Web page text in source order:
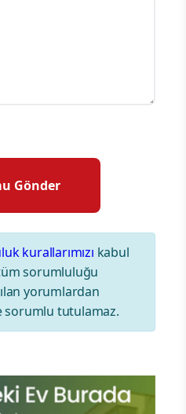
kurallarımızı kabul
sorumluluğu
yorumlardan
sorumlu tutulamaz.